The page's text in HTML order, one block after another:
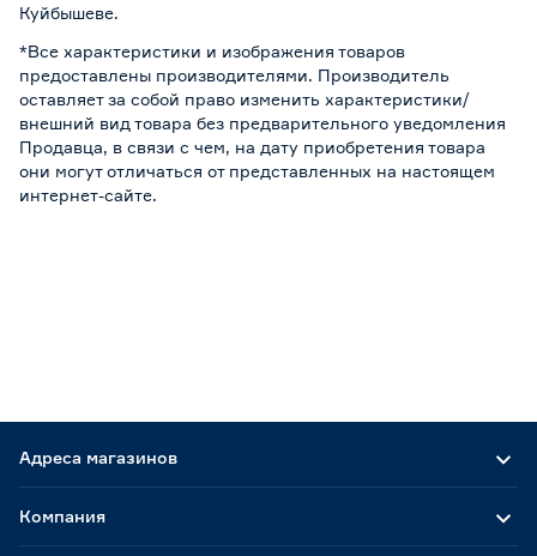
Куйбышеве.
*Все характеристики и изображения товаров
предоставлены производителями. Производитель
оставляет за собой право изменить характеристики/
внешний вид товара без предварительного уведомления
Продавца, в связи с чем, на дату приобретения товара
они могут отличаться от представленных на настоящем
интернет-сайте.
Адреса магазинов
Компания